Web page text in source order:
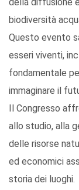
biodiversità
Questo evento
esseri viventi,
fondamentale
immaginare il
Il Congresso
allo studio, alla
delle risorse
ed economici
storia dei luoghi.